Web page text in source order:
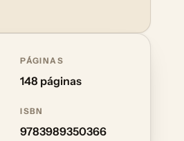
PÁGINAS
148 páginas
ISBN
9783989350366